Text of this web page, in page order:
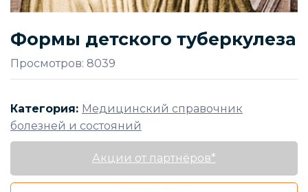
Формы детского туберкулеза
Просмотров: 8039
Категория: Медицинский справочник
болезней и состояний
Акции от партнёров*